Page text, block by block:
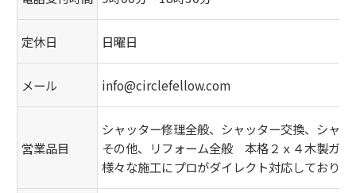
定休日 日曜日
メール info@circlefellow.com
営業品目
シャッター修理全般、シャッター交換、シャ
その他、リフォーム全般 本格２ｘ４木製
様々な施工にプロがダイレクト対応しておりま